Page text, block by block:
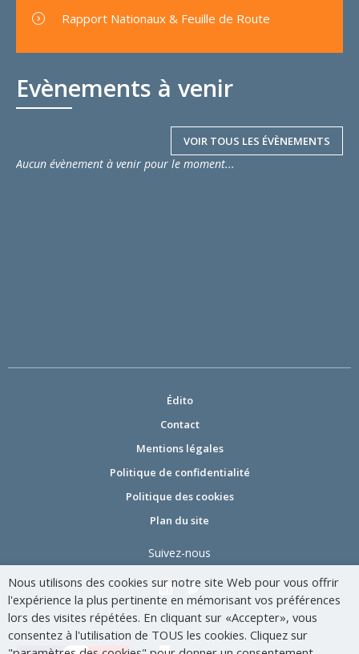
Evènements à venir
VOIR TOUS LES ÉVÈNEMENTS
Aucun évènement à venir pour le moment...
Rapport Nationaux & Feuille de Route
Édito
Contact
Mentions légales
Politique de confidentialité
Politique des cookies
Plan du site
Suivez-nous
Nous utilisons des cookies sur notre site Web pour vous offrir
l'expérience la plus pertinente en mémorisant vos préférences
lors des visites répétées. En cliquant sur «Accepter», vous
consentez à l'utilisation de TOUS les cookies. Cliquez sur